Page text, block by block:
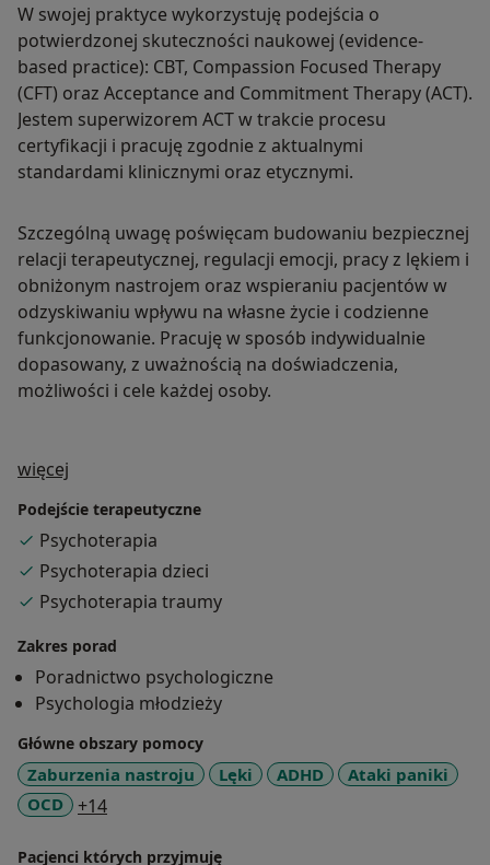
W swojej praktyce wykorzystuję podejścia o
potwierdzonej skuteczności naukowej (evidence-
based practice): CBT, Compassion Focused Therapy
(CFT) oraz Acceptance and Commitment Therapy (ACT).
Jestem superwizorem ACT w trakcie procesu
certyfikacji i pracuję zgodnie z aktualnymi
standardami klinicznymi oraz etycznymi.
Szczególną uwagę poświęcam budowaniu bezpiecznej
relacji terapeutycznej, regulacji emocji, pracy z lękiem i
obniżonym nastrojem oraz wspieraniu pacjentów w
odzyskiwaniu wpływu na własne życie i codzienne
funkcjonowanie. Pracuję w sposób indywidualnie
dopasowany, z uważnością na doświadczenia,
możliwości i cele każdej osoby.
więcej
Podejście terapeutyczne
Psychoterapia
Psychoterapia dzieci
Psychoterapia traumy
Zakres porad
Poradnictwo psychologiczne
Psychologia młodzieży
Główne obszary pomocy
Zaburzenia nastroju Lęki ADHD
Ataki paniki
OCD
+14a11y_sr_more_diseases
Pacjenci których przyjmuję